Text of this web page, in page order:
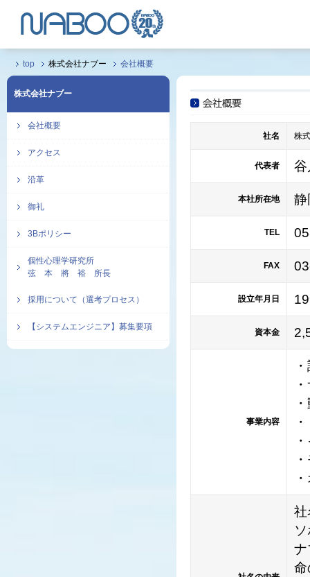
top 株式会社ナブー 会社概要
株式会社ナブー
会社概要
アクセス
沿革
御礼
3Bポリシー
個性心理学研究所
弦 本 將 裕 所長
採用について（選考プロセス）
【システムエンジニア】募集要項
社名 株
代表者 谷
本社所在地 静
TEL
FAX
設立年月日
資本金
事業内容
社
ナ
命